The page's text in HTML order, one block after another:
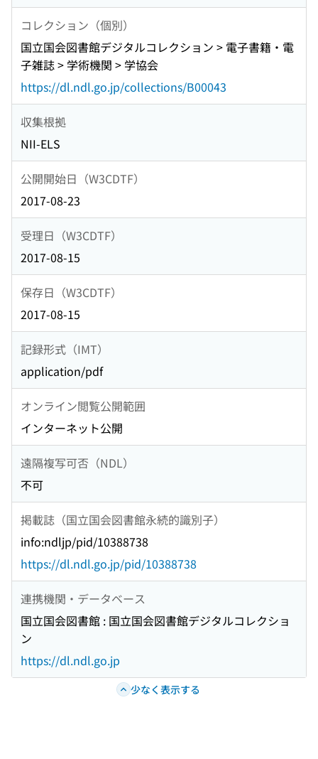
コレクション（個別）
国立国会図書館デジタルコレクション > 電子書籍・電
子雑誌 > 学術機関 > 学協会
https://dl.ndl.go.jp/collections/B00043
収集根拠
NII-ELS
公開開始日（W3CDTF）
2017-08-23
受理日（W3CDTF）
2017-08-15
保存日（W3CDTF）
2017-08-15
記録形式（IMT）
application/pdf
オンライン閲覧公開範囲
インターネット公開
遠隔複写可否（NDL）
不可
掲載誌（国立国会図書館永続的識別子）
info:ndljp/pid/10388738
https://dl.ndl.go.jp/pid/10388738
連携機関・データベース
国立国会図書館 : 国立国会図書館デジタルコレクショ
ン
https://dl.ndl.go.jp
少なく表示する